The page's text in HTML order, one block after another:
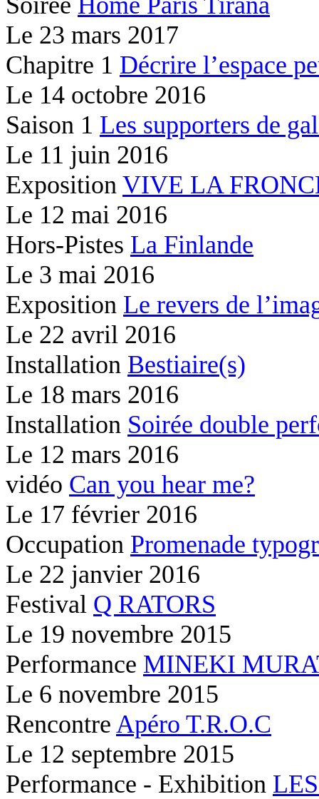
Le 23 mars 2017
Chapitre 1 Décrire l’espace
Le 14 octobre 2016
Saison 1 Les supporters de
Le 11 juin 2016
Exposition VIVE LA
Le 12 mai 2016
Hors-Pistes La Finlande
Le 3 mai 2016
Exposition Le revers de
Le 22 avril 2016
Installation Bestiaire(s)
Le 18 mars 2016
Installation Soirée double
Le 12 mars 2016
vidéo Can you hear me?
Le 17 février 2016
Occupation Promenade
Le 22 janvier 2016
Festival Q RATORS
Le 19 novembre 2015
Performance MINEKI
Le 6 novembre 2015
Rencontre Apéro T.R.O.C
Le 12 septembre 2015
Performance - Exhibition